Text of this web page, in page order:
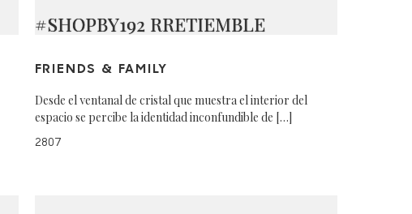
#SHOPBY192 RRETIEMBLE
FRIENDS & FAMILY
Desde el ventanal de cristal que muestra el interior del
espacio se percibe la identidad inconfundible de […]
2807